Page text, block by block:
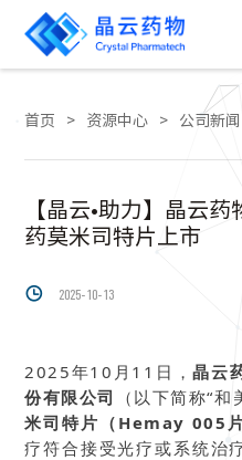
首页 > 资源中心 > 公司新闻
【晶云•助力】晶云
药莫米司特片上市
 2025-10-13
2025年10月11日，晶云
份有限公司
（以下简称“
米司特片（Hemay 005
疗符合接受光疗或系统治